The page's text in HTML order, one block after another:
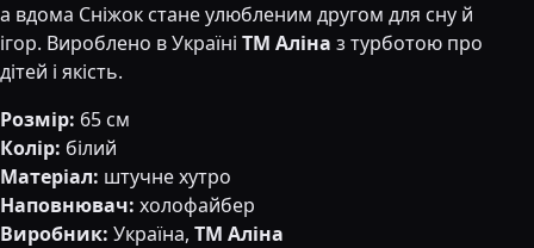
а вдома Сніжок стане улюбленим другом для сну й
ігор. Вироблено в Україні ТМ Аліна з турботою про
дітей і якість.
Розмір: 65 см
Колір: білий
Матеріал: штучне хутро
Наповнювач: холофайбер
Виробник: Україна, ТМ Аліна